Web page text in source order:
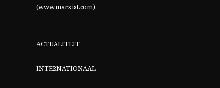
(www.marxist.com).
ACTUALITEIT
INTERNATIONAAL